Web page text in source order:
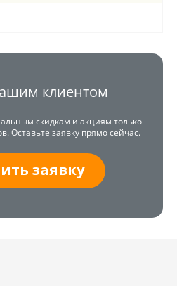
клиентом
скидкам и акциям только
Оставьте заявку прямо сейчас.
заявку